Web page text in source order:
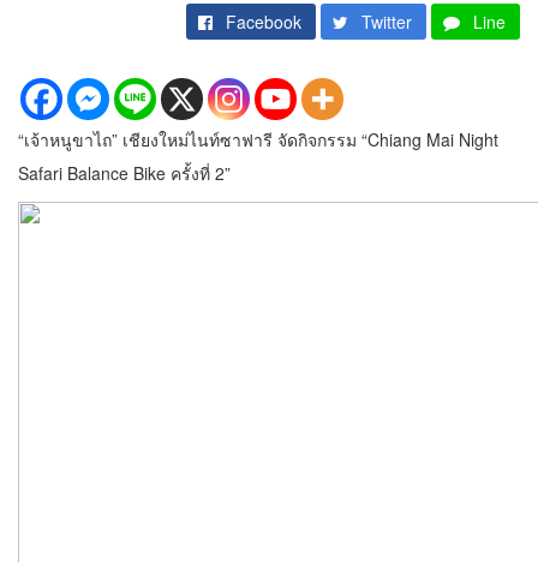
Facebook Twitter Line
“เจ้าหนูขาไถ” เชียงใหม่ไนท์ซาฟารี จัดกิจกรรม “Chiang Mai Night
Safari Balance Bike ครั้งที่ 2”